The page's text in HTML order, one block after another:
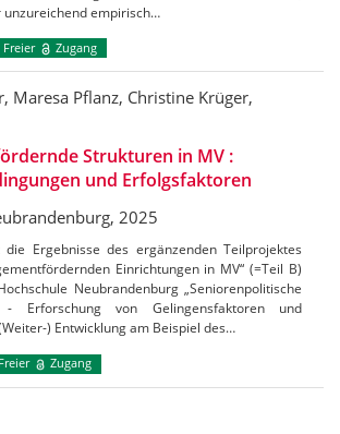
unzureichend empirisch…
Freier Zugang
Maresa Pflanz, Christine Krüger,
Strukturen in MV :
und Erfolgsfaktoren
2025
Ergebnisse des ergänzenden Teilprojektes
Einrichtungen in MV“ (=Teil B)
Neubrandenburg „Seniorenpolitische
- Erforschung von Gelingensfaktoren und
) Entwicklung am Beispiel des…
Freier Zugang